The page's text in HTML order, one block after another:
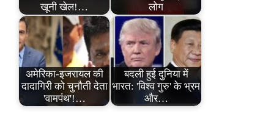
खूनी खेल!…
लोग
अमेरिका-इजरायल की
दादागिरी को चुनौती देता
'वामपंथ'!…
बदली हुई दुनिया में
भारत: 'विश्व गुरु' के भ्रम
और…